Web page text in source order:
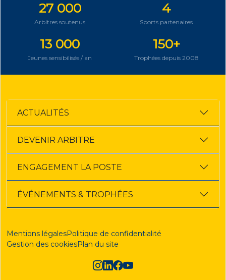
27 000
Arbitres soutenus
4
Sports partenaires
13 000
Jeunes sensibilisés / an
150+
Trophées depuis 2008
ACTUALITÉS
DEVENIR ARBITRE
ENGAGEMENT LA POSTE
ÉVÉNEMENTS & TROPHÉES
Mentions légalesPolitique de confidentialité
Gestion des cookiesPlan du site